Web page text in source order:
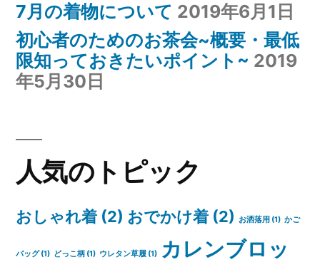
7月の着物について 2019年6月1日
初心者のためのお茶会~概要・最低
限知っておきたいポイント~ 2019
年5月30日
人気のトピック
おしゃれ着 (2) おでかけ着 (2) お洒落用 (1) かご
バッグ(1) どっこ柄 (1) ウレタン草履 (1)
カレンブロッ